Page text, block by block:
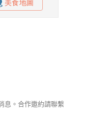
息。合作邀約請聯繫